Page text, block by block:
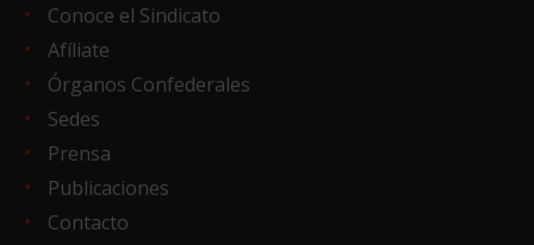
Conoce el Sindicato
Afíliate
Órganos Confederales
Sedes
Prensa
Publicaciones
Contacto